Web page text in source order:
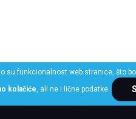
funkcionalnost web stranice, što
kolačiće , ali ne i lične podatke.